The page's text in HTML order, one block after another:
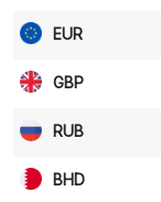
EUR
GBP
RUB
BHD